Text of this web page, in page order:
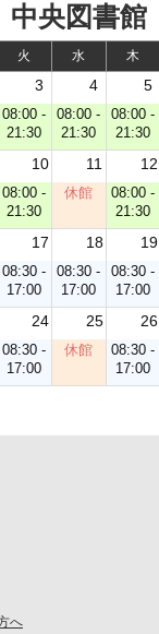
中央図書館
火 水 木
3 4 5
08:00 -
21:30
08:00 -
21:30
08:00 -
21:30
10 11 12
08:00 -
21:30
休館
08:00 -
21:30
17 18 19
08:30 -
17:00
08:30 -
17:00
08:30 -
17:00
24 25 26
08:30 -
17:00
休館
08:30 -
17:00
へ